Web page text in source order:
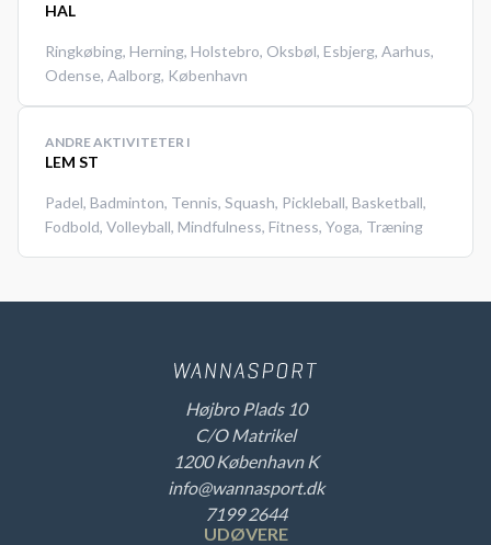
HAL
Ringkøbing, Herning, Holstebro, Oksbøl, Esbjerg, Aarhus,
Odense, Aalborg, København
ANDRE AKTIVITETER I
LEM ST
Padel, Badminton, Tennis, Squash, Pickleball, Basketball,
Fodbold, Volleyball, Mindfulness, Fitness, Yoga, Træning
Højbro Plads 10
C/O Matrikel
1200 København K
info@wannasport.dk
7199 2644
UDØVERE